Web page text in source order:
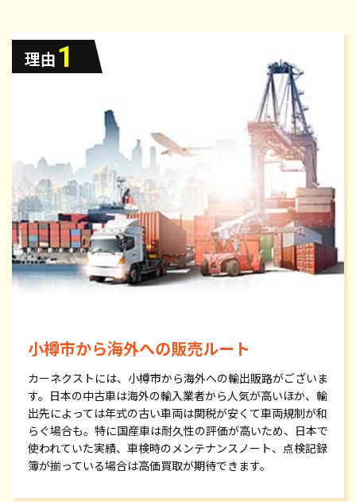
小樽市から海外への販売ルート
カーネクストには、小樽市から海外への輸出販路がございま
す。日本の中古車は海外の輸入業者から人気が高いほか、輸
出先によっては年式の古い車両は関税が安くて車両規制が和
らぐ場合も。特に国産車は耐久性の評価が高いため、日本で
使われていた実績、車検時のメンテナンスノート、点検記録
簿が揃っている場合は高価買取が期待できます。